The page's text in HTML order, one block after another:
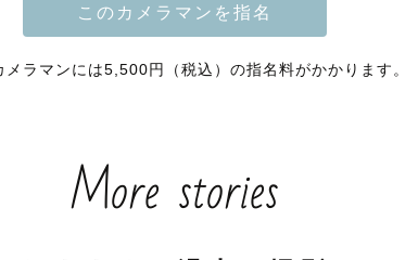
ラマンには5,500円（税込）の指名料がかかります。
More stories